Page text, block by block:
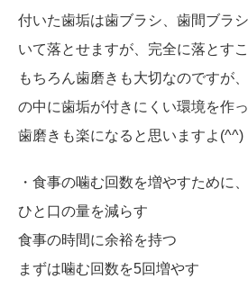
付いた歯垢は歯ブラシ、歯間ブラ
いて落とせますが、完全に落とす
もちろん歯磨きも大切なのですが
の中に歯垢が付きにくい環境を作
歯磨きも楽になると思いますよ(^^)
・食事の噛む回数を増やすために、
ひと口の量を減らす
食事の時間に余裕を持つ
まずは噛む回数を5回増やす